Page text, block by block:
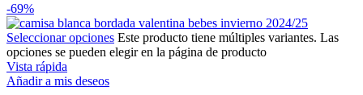
-69%
Seleccionar opciones Este producto tiene múltiples variantes. Las
opciones se pueden elegir en la página de producto
Vista rápida
Añadir a mis deseos